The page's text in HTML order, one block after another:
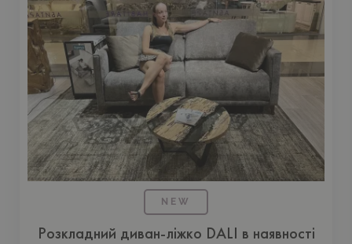
NEW
Розкладний диван-ліжко DALI в наявності